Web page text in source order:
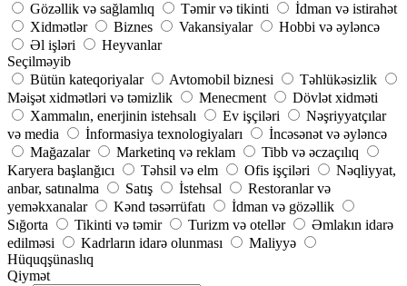
Gözəllik və sağlamlıq
Təmir və tikinti
İdman və istirahət
Xidmətlər
Biznes Vakansiyalar
Hobbi və əyləncə
Əl işləri
Heyvanlar
Seçilməyib
Bütün kateqoriyalar
Avtomobil biznesi
Təhlükəsizlik
Məişət xidmətləri və təmizlik
Menecment
Dövlət xidməti
Xammalın, enerjinin istehsalı
Ev işçiləri
Nəşriyyatçılar
və media
İnformasiya texnologiyaları
İncəsənət və əyləncə
Mağazalar
Marketinq və reklam
Tibb və əczaçılıq
Karyera başlanğıcı
Təhsil və elm Ofis işçiləri
Nəqliyyat,
anbar, satınalma
Satış İstehsal
Restoranlar və
yeməkxanalar
Kənd təsərrüfatı
İdman və gözəllik
Sığorta
Tikinti və təmir Turizm və otellər
Əmlakın idarə
edilməsi
Kadrların idarə olunması
Maliyyə
Hüquqşünaslıq
Qiymət